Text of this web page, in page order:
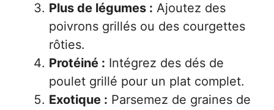
Plus de légumes : Ajoutez des
poivrons grillés ou des courgettes
rôties.
Protéiné : Intégrez des dés de
poulet grillé pour un plat complet.
Exotique : Parsemez de graines de